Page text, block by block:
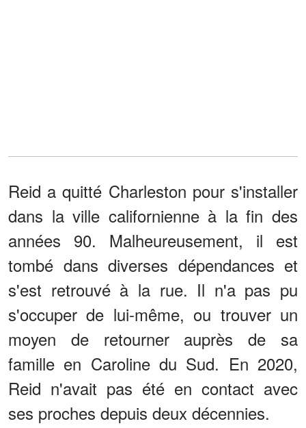
Reid a quitté Charleston pour s'installer
dans la ville californienne à la fin des
années 90. Malheureusement, il est
tombé dans diverses dépendances et
s'est retrouvé à la rue. Il n'a pas pu
s'occuper de lui-même, ou trouver un
moyen de retourner auprès de sa
famille en Caroline du Sud. En 2020,
Reid n'avait pas été en contact avec
ses proches depuis deux décennies.